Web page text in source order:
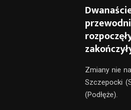
Zmiany nie
Szczepocki
(Podłęże).